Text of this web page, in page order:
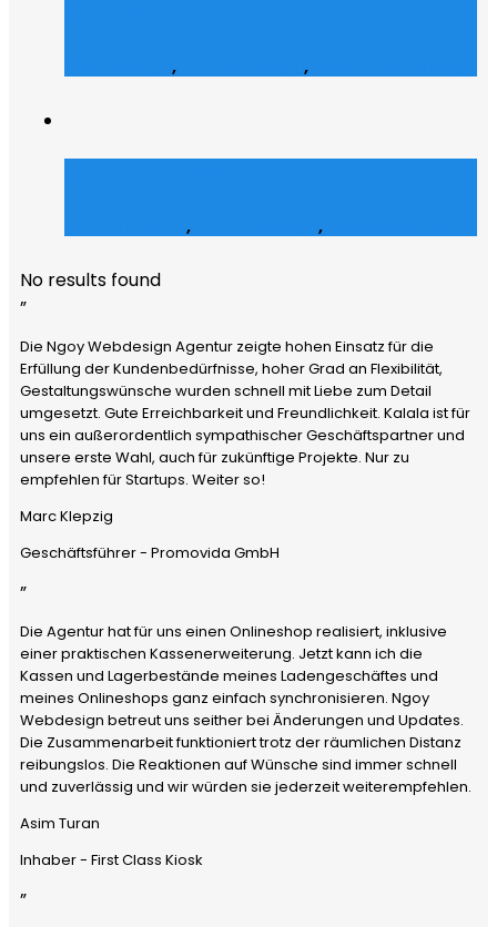
, ,
, ,
No results found
”
Die Ngoy Webdesign Agentur zeigte hohen Einsatz für die
Erfüllung der Kundenbedürfnisse, hoher Grad an Flexibilität,
Gestaltungswünsche wurden schnell mit Liebe zum Detail
umgesetzt. Gute Erreichbarkeit und Freundlichkeit. Kalala ist für
uns ein außerordentlich sympathischer Geschäftspartner und
unsere erste Wahl, auch für zukünftige Projekte. Nur zu
empfehlen für Startups. Weiter so!
Marc Klepzig
Geschäftsführer - Promovida GmbH
”
Die Agentur hat für uns einen Onlineshop realisiert, inklusive
einer praktischen Kassenerweiterung. Jetzt kann ich die
Kassen und Lagerbestände meines Ladengeschäftes und
meines Onlineshops ganz einfach synchronisieren. Ngoy
Webdesign betreut uns seither bei Änderungen und Updates.
Die Zusammenarbeit funktioniert trotz der räumlichen Distanz
reibungslos. Die Reaktionen auf Wünsche sind immer schnell
und zuverlässig und wir würden sie jederzeit weiterempfehlen.
Asim Turan
Inhaber - First Class Kiosk
”